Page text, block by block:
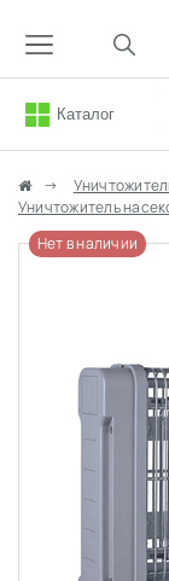
Каталог
Уничтожитель
Нет в наличии